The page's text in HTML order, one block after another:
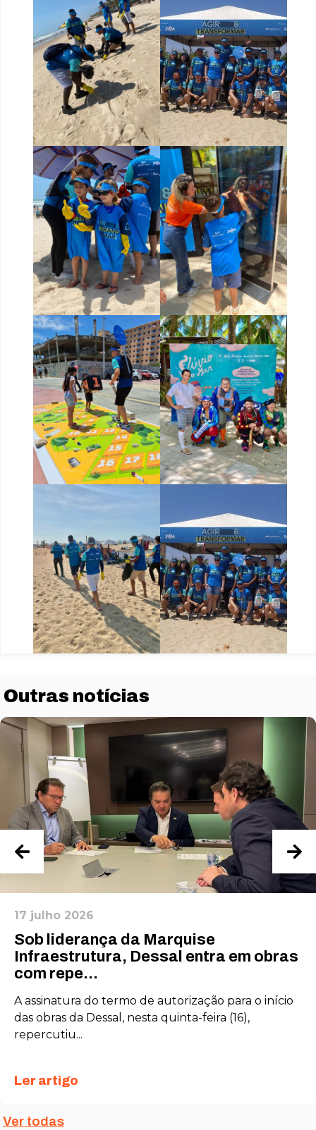
Outras notícias
17 julho 2026
Sob liderança da Marquise
Infraestrutura, Dessal entra em obras
com repe...
A assinatura do termo de autorização para o início
das obras da Dessal, nesta quinta-feira (16),
repercutiu...
Ler artigo
Ver todas
Necessário
Esses cookies
não são
opcionais. São
necessários
para o
funcionamento
do site.
Estatísticas
Para que
possamos
melhorar a
funcionalidade
e a estrutura
do site, com
base em como
o site é usado.
Para que o
nosso site
funcione o
melhor possível
durante a sua
visita. Se você
recusar esses
cookies,
algumas
funcionalidades
desaparecerão
Ao compartilhar
seus interesses
e
comportamento
ao visitar nosso
site, você
aumenta a
chance de ver
conteúdo e
ofertas
personalizadas.